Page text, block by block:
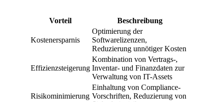
Vorteil Beschreibung
Kostenersparnis
Optimierung der
Softwarelizenzen,
Reduzierung unnötiger Kosten
Effizienzsteigerung
Kombination von Vertrags-,
Inventar- und Finanzdaten zur
Verwaltung von IT-Assets
Risikominimierung
Einhaltung von Compliance-
Vorschriften, Reduzierung von